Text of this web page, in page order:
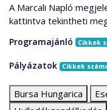
A Marcali Napló
kattintva tekintheti
Programajánló Cikkek
Pályázatok Cikkek
Bursa Hungarica